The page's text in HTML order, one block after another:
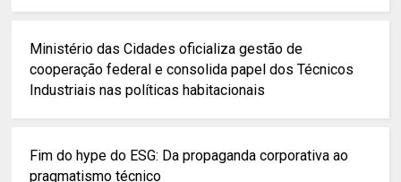
Ministério das Cidades oficializa gestão de
cooperação federal e consolida papel dos Técnicos
Industriais nas políticas habitacionais
Fim do hype do ESG: Da propaganda corporativa ao
pragmatismo técnico